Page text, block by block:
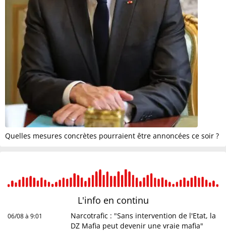
Quelles mesures concrètes pourraient être annoncées ce soir ?
L'info en continu
06/08 à 9:01
Narcotrafic : "Sans intervention de l'Etat, la
DZ Mafia peut devenir une vraie mafia"